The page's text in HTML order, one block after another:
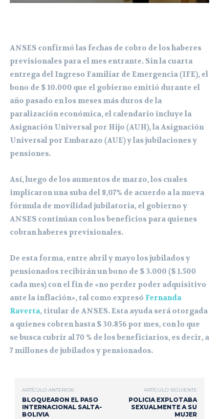
ANSES confirmó las fechas de cobro de los haberes
previsionales para el mes entrante. Sin la cuarta
entrega del Ingreso Familiar de Emergencia (IFE), el
bono de $ 10.000 que el gobierno emitió durante el
año pasado en los meses más duros de la
paralización económica, el calendario incluye la
Asignación Universal por Hijo (AUH), la Asignación
Universal por Embarazo (AUE) y las jubilaciones y
pensiones.
Así, luego de los aumentos de marzo, los cuales
implicaron una suba del 8,07% de acuerdo a la nueva
fórmula de movilidad jubilatoria, el gobierno y
ANSES continúan con los beneficios para quienes
cobran haberes previsionales.
De esta forma, entre abril y mayo los jubilados y
pensionados recibirán un bono de $ 3.000 ($ 1.500
cada mes) con el fin de «no perder poder adquisitivo
ante la inflación», tal como expresó Fernanda
Raverta, titular de ANSES. Esta ayuda será otorgada
a quienes cobren hasta $ 30.856 por mes, con lo que
se busca cubrir al 70 % de los beneficiarios, es decir, a
7 millones de jubilados y pensionados.
ARTÍCULO ANTERIOR
BLOQUEARON EL PASO
INTERNACIONAL SALTA-
BOLIVIA
ARTÍCULO SIGUIENTE
POLICIA EXPLOTABA
SEXUALMENTE A SU
MUJER